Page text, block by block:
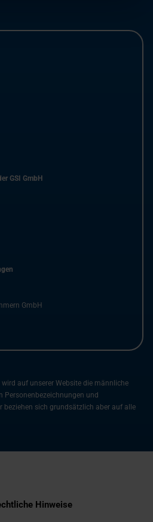
GSI GmbH
GmbH
auf unserer Website die männliche
Personenbezeichnungen und
beziehen sich grundsätzlich aber auf alle
Hinweise